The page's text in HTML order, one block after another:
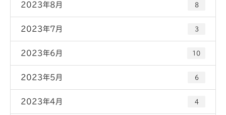
2023年8月 8
2023年7月 3
2023年6月 10
2023年5月 6
2023年4月 4